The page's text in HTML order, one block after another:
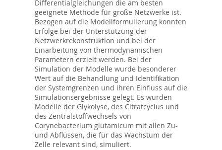
Differentialgleichungen die am besten
geeignete Methode für große Netzwerke ist.
Bezogen auf die Modellformulierung konnten
Erfolge bei der Unterstützung der
Netzwerkrekonstruktion und bei der
Einarbeitung von thermodynamischen
Parametern erzielt werden. Bei der
Simulation der Modelle wurde besonderer
Wert auf die Behandlung und Identifikation
der Systemgrenzen und ihren Einfluss auf die
Simulationsergebnisse gelegt. Es wurden
Modelle der Glykolyse, des Citratcyclus und
des Zentralstoffwechsels von
Corynebacterium glutamicum mit allen Zu-
und Abflüssen, die für das Wachstum der
Zelle relevant sind, simuliert.